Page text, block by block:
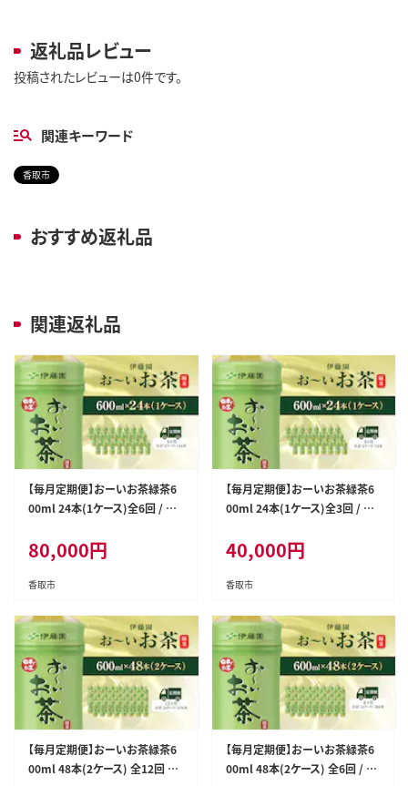
返礼品レビュー
投稿されたレビューは0件です。
関連キーワード
香取市
おすすめ返礼品
関連返礼品
【毎月定期便】おーいお茶緑茶6
00ml 24本(1ケース)全6回 / お
ットボトル飲料 ペットボトル ケ
ース 箱買い 箱 常備 常温 備蓄
防災 まとめ買い 飲料 ソフトドリ
80,000円
香取市
【毎月定期便】おーいお茶緑茶6
00ml 24本(1ケース)全3回 / お
ットボトル飲料 ペットボトル ケ
ース 箱買い 箱 常備 常温 備蓄
防災 まとめ買い 飲料 ソフトドリ
40,000円
香取市
【毎月定期便】おーいお茶緑茶6
00ml 48本(2ケース) 全12回 /
【毎月定期便】おーいお茶緑茶6
00ml 48本(2ケース) 全6回 / お